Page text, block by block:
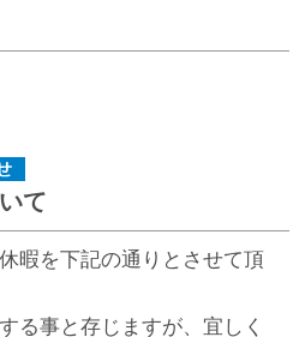
て
暇を下記の通りとさせて頂
る事と存じますが、宜しく